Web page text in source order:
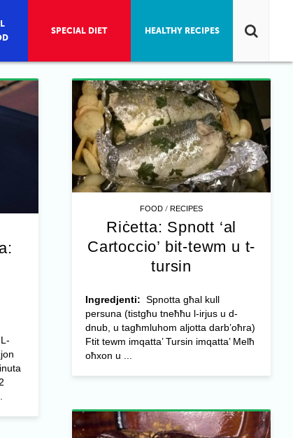
FOOD /RECIPES
Riċetta: Spnott ‘al
Cartoccio’ bit-tewm u t-
tursin
Ingredjenti: Spnotta għal kull
persuna (tistgħu tneħħu l-irjus u d-
dnub, u tagħmluhom aljotta darb’oħra)
Ftit tewm imqatta’ Tursin imqatta’ Melħ
oħxon u ...
SPECIAL DIET HEALTHY RECIPES